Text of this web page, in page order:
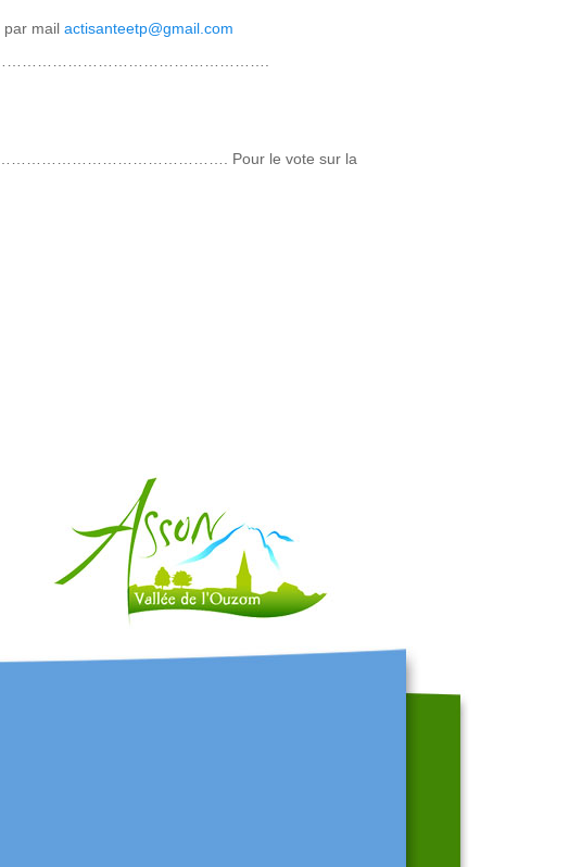
par mail actisanteetp@gmail.com
Pour le vote sur la